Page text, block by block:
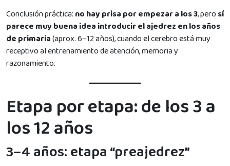
Conclusión práctica: no hay prisa por empezar a los 3, pero sí
parece muy buena idea introducir el ajedrez en los años
de primaria(aprox. 6–12 años), cuando el cerebro está muy
receptivo al entrenamiento de atención, memoria y
razonamiento.
Etapa por etapa: de los 3 a
los 12 años
3–4 años: etapa “preajedrez”